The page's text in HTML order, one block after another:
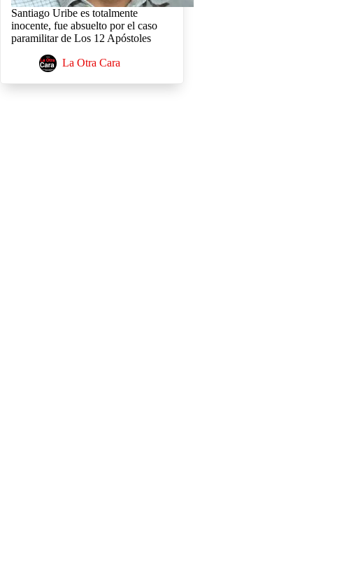
Santiago Uribe es totalmente
inocente, fue absuelto por el caso
paramilitar de Los 12 Apóstoles
La Otra Cara